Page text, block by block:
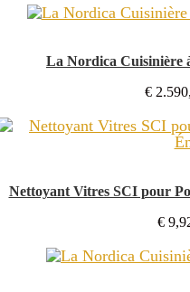
La Nordica Cuisinière
€
Nettoyant Vitres SCI pour
€